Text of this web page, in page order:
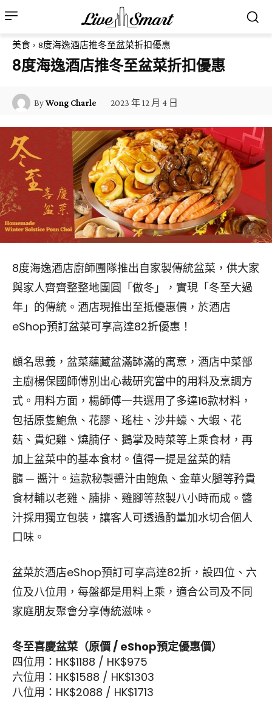
美食 8度海逸酒店推冬至盆菜折扣優惠
8度海逸酒店推冬至盆菜折扣優惠
ByWong Charle 2023 年 12 月 4 日
8度海逸酒店廚師團隊推出自家製傳統盆菜，供大家
與家人齊齊整整地團圓「做冬」，實現「冬至大過
年」的傳統。酒店現推出至抵優惠價，於酒店
eShop預訂盆菜可享高達82折優惠！
顧名思義，盆菜蘊藏盆滿缽滿的寓意，酒店中菜部
主廚楊保國師傅別出心裁研究當中的用料及烹調方
式。用料方面，楊師傅一共選用了多達16款材料，
包括原隻鮑魚、花膠、瑤柱、沙井蠔、大蝦、花
菇、貴妃雞、燒腩仔、鵝掌及時菜等上乘食材，再
加上盆菜中的基本食材。值得一提是盆菜的精
髓 ─ 醬汁。這款秘製醬汁由鮑魚、金華火腿等矜貴
食材輔以老雞、腩排、雞腳等熬製八小時而成。醬
汁採用獨立包裝，讓客人可透過酌量加水切合個人
口味。
盆菜於酒店eShop預訂可享高達82折，設四位、六
位及八位用，每盤都是用料上乘，適合公司及不同
家庭朋友聚會分享傳統滋味。
冬至喜慶盆菜（原價 / eShop預定優惠價）
四位用：HK$1188 / HK$975
六位用：HK$1588 / HK$1303
八位用：HK$2088 / HK$1713